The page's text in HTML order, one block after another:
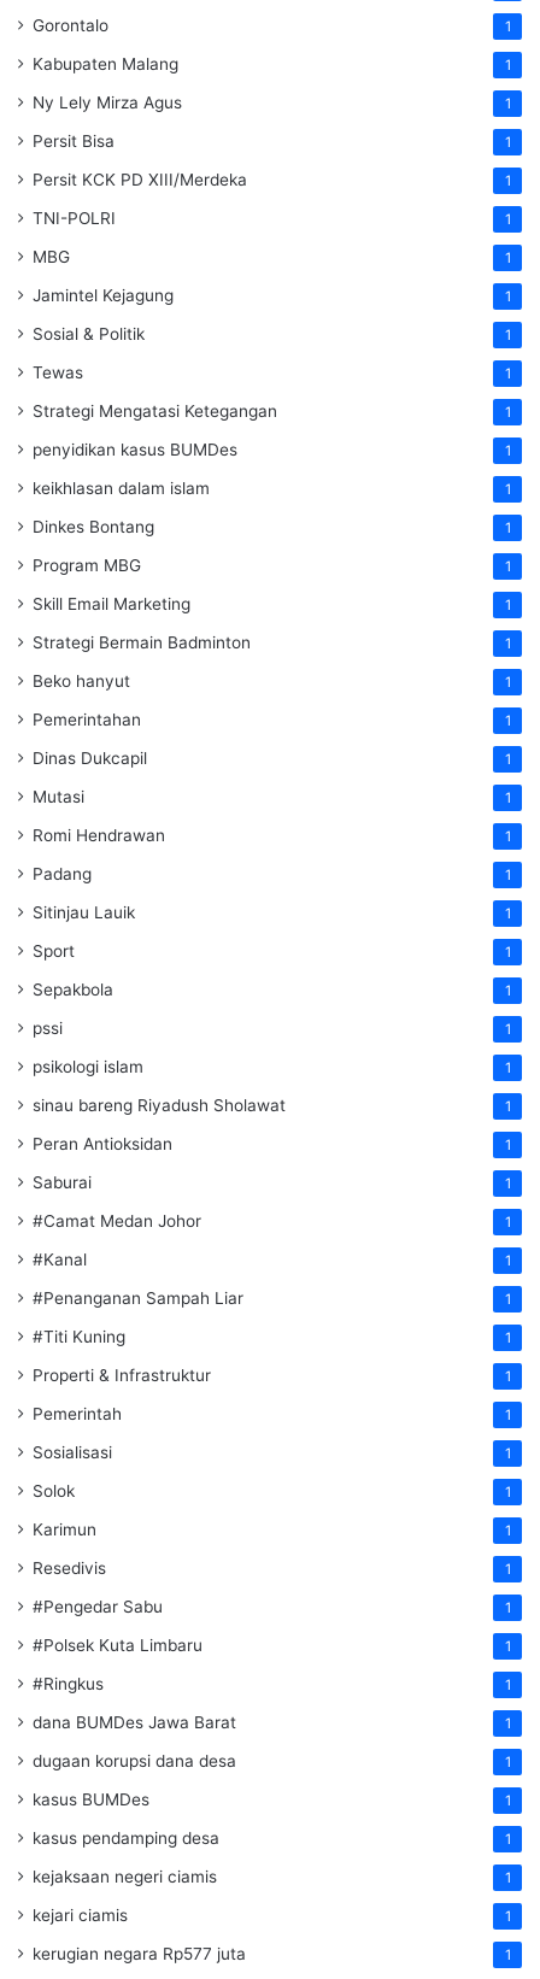
Gorontalo 1
Kabupaten Malang 1
Ny Lely Mirza Agus 1
Persit Bisa 1
Persit KCK PD XIII/Merdeka 1
TNI-POLRI 1
MBG 1
Jamintel Kejagung 1
Sosial & Politik 1
Tewas 1
Strategi Mengatasi Ketegangan 1
penyidikan kasus BUMDes 1
keikhlasan dalam islam 1
Dinkes Bontang 1
Program MBG 1
Skill Email Marketing 1
Strategi Bermain Badminton 1
Beko hanyut 1
Pemerintahan 1
Dinas Dukcapil 1
Mutasi 1
Romi Hendrawan 1
Padang 1
Sitinjau Lauik 1
Sport 1
Sepakbola 1
pssi 1
psikologi islam 1
sinau bareng Riyadush Sholawat 1
Peran Antioksidan 1
Saburai 1
#Camat Medan Johor 1
#Kanal 1
#Penanganan Sampah Liar 1
#Titi Kuning 1
Properti & Infrastruktur 1
Pemerintah 1
Sosialisasi 1
Solok 1
Karimun 1
Resedivis 1
#Pengedar Sabu 1
#Polsek Kuta Limbaru 1
#Ringkus 1
dana BUMDes Jawa Barat 1
dugaan korupsi dana desa 1
kasus BUMDes 1
kasus pendamping desa 1
kejaksaan negeri ciamis 1
kejari ciamis 1
kerugian negara Rp577 juta 1